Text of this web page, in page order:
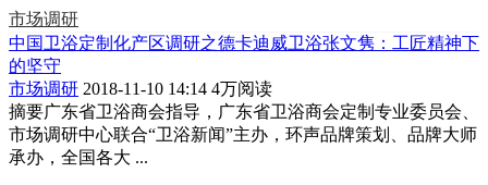
市场调研
中国卫浴定制化产区调研之德卡迪威卫浴张文隽：工匠精神下
的坚守
市场调研 2018-11-10 14:14 4万阅读
摘要广东省卫浴商会指导，广东省卫浴商会定制专业委员会、
市场调研中心联合“卫浴新闻”主办，环声品牌策划、品牌大师
承办，全国各大 ...